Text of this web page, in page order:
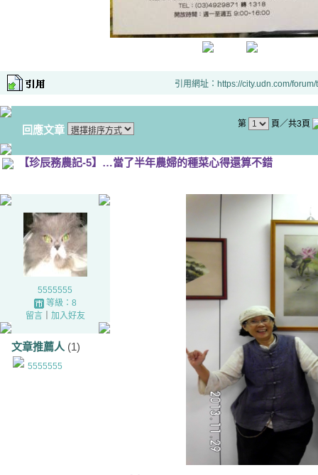
引用網址：https://city.udn.com/
回應文章 第 頁／共3頁
【珍辰務農記-5】…當了半年農婦的種菜心得還算不錯
5555555
等級：8
留言｜ 加入好友
文章推薦人 (1)
5555555